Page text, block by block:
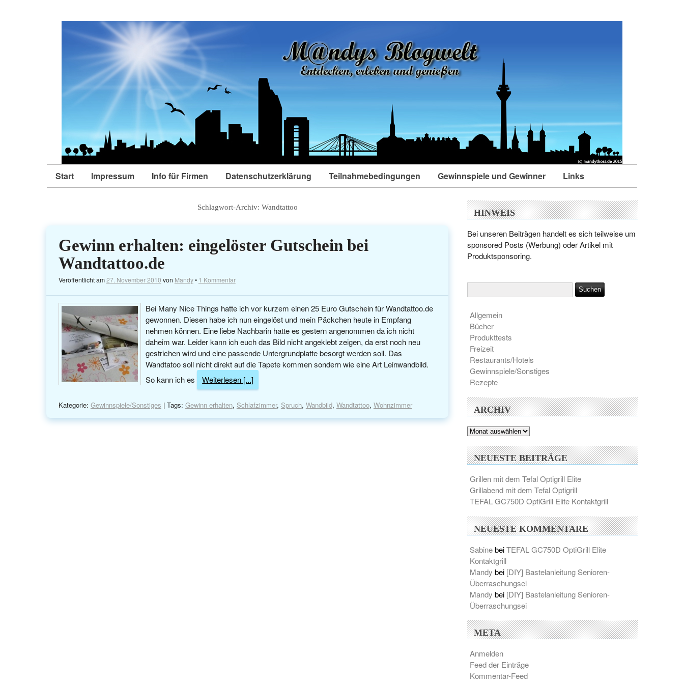
Start Impressum Info für Firmen Datenschutzerklärung Teilnahmebedingungen Gewinnspiele und Gewinner Links
Schlagwort-Archiv: Wandtattoo
Gewinn erhalten: eingelöster Gutschein bei
Wandtattoo.de
Veröffentlicht am27. November 2010 von Mandy• 1 Kommentar
Bei Many Nice Things hatte ich vor kurzem einen 25 Euro Gutschein für Wandtattoo.de
gewonnen. Diesen habe ich nun eingelöst und mein Päckchen heute in Empfang
nehmen können. Eine liebe Nachbarin hatte es gestern angenommen da ich nicht
daheim war. Leider kann ich euch das Bild nicht angeklebt zeigen, da erst noch neu
gestrichen wird und eine passende Untergrundplatte besorgt werden soll. Das
Wandtatoo soll nicht direkt auf die Tapete kommen sondern wie eine Art Leinwandbild.
So kann ich es
Weiterlesen [...]
Kategorie: Gewinnspiele/Sonstiges | Tags: Gewinn erhalten, Schlafzimmer, Spruch, Wandbild, Wandtattoo, Wohnzimmer
HINWEIS
Bei unseren Beiträgen handelt es sich teilweise um
sponsored Posts (Werbung) oder Artikel mit
Produktsponsoring.
Allgemein
Bücher
Produkttests
Freizeit
Restaurants/Hotels
Gewinnspiele/Sonstiges
Rezepte
ARCHIV
Archiv
NEUESTE BEITRÄGE
Grillen mit dem Tefal Optigrill Elite
Grillabend mit dem Tefal Optigrill
TEFAL GC750D OptiGrill Elite Kontaktgrill
NEUESTE KOMMENTARE
SabinebeiTEFAL GC750D OptiGrill Elite
Kontaktgrill
Mandy bei [DIY] Bastelanleitung Senioren-
Überraschungsei
Mandy bei [DIY] Bastelanleitung Senioren-
Überraschungsei
META
Anmelden
Feed der Einträge
Kommentar-Feed